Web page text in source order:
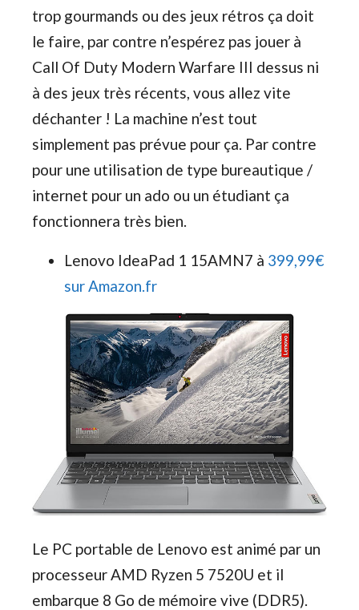
trop gourmands ou des jeux rétros ça doit
le faire, par contre n’espérez pas jouer à
Call Of Duty Modern Warfare III dessus ni
à des jeux très récents, vous allez vite
déchanter ! La machine n’est tout
simplement pas prévue pour ça. Par contre
pour une utilisation de type bureautique /
internet pour un ado ou un étudiant ça
fonctionnera très bien.
Lenovo IdeaPad 1 15AMN7 à 399,99€
sur Amazon.fr
Le PC portable de Lenovo est animé par un
processeur AMD Ryzen 5 7520U et il
embarque 8 Go de mémoire vive (DDR5).